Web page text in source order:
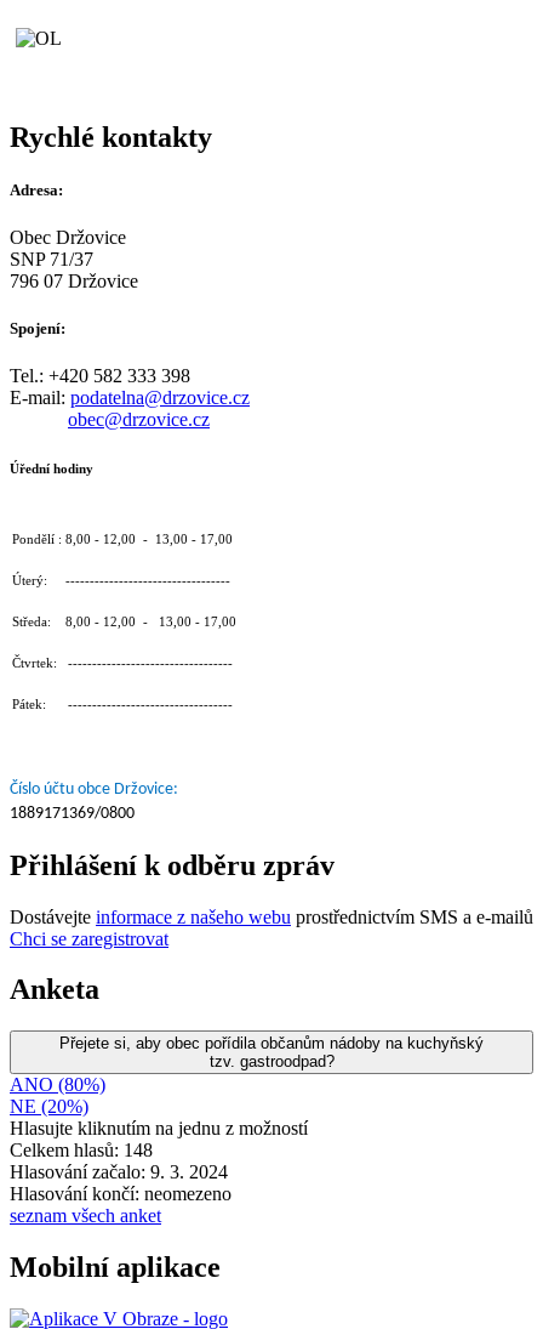
Rychlé kontakty
Adresa:
Obec Držovice
SNP 71/37
796 07 Držovice
Spojení:
Tel.: +420 582 333 398
E-mail: podatelna@drzovice.cz
obec@drzovice.cz
Úřední hodiny
Pondělí : 8,00 - 12,00 - 13,00 - 17,00
Úterý: ----------------------------------
Středa: 8,00 - 12,00 - 13,00 - 17,00
Čtvrtek: ----------------------------------
Pátek: ----------------------------------
Číslo účtu obce Držovice:
1889171369/0800
Přihlášení k odběru zpráv
Dostávejte informace z našeho webu prostřednictvím SMS a e-mailů
Chci se zaregistrovat
Anketa
Přejete si, aby obec pořídila občanům nádoby na kuchyňský
tzv. gastroodpad?
ANO (80%)
NE (20%)
Hlasujte kliknutím na jednu z možností
Celkem hlasů: 148
Hlasování začalo: 9. 3. 2024
Hlasování končí: neomezeno
seznam všech anket
Mobilní aplikace